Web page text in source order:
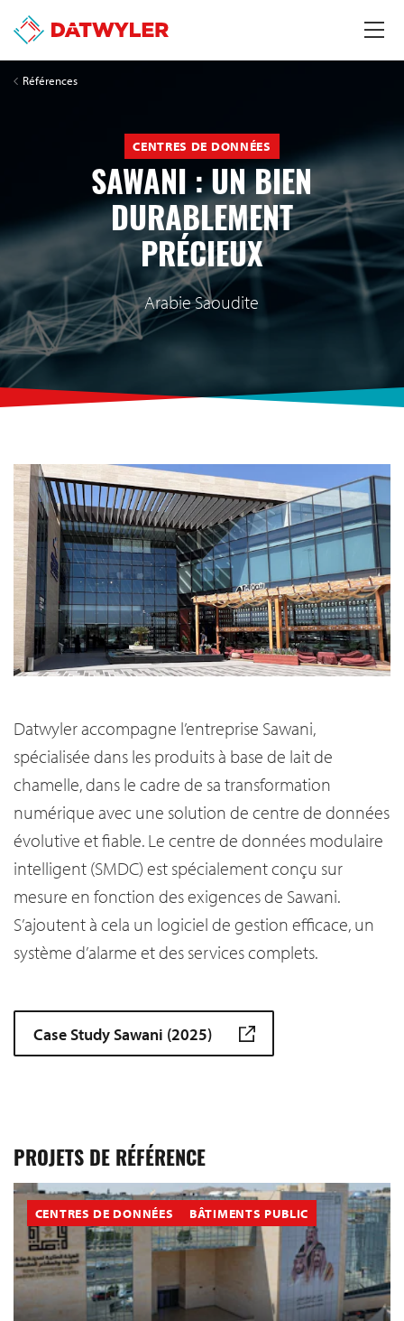
Références
CENTRES DE DONNÉES
SAWANI : UN BIEN
DURABLEMENT
PRÉCIEUX
Arabie Saoudite
Datwyler accompagne l’entreprise Sawani,
spécialisée dans les produits à base de lait de
chamelle, dans le cadre de sa transformation
numérique avec une solution de centre de données
évolutive et fiable. Le centre de données modulaire
intelligent (SMDC) est spécialement conçu sur
mesure en fonction des exigences de Sawani.
S’ajoutent à cela un logiciel de gestion efficace, un
système d’alarme et des services complets.
Case Study Sawani (2025)
PROJETS DE RÉFÉRENCE
CENTRES DE DONNÉES BÂTIMENTS PUBLIC